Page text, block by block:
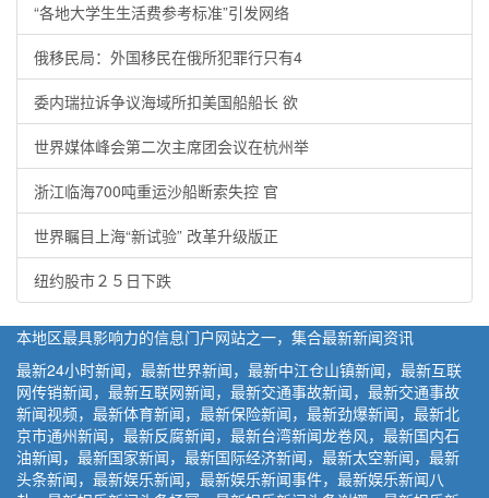
“各地大学生生活费参考标准”引发网络
俄移民局：外国移民在俄所犯罪行只有4
委内瑞拉诉争议海域所扣美国船船长 欲
世界媒体峰会第二次主席团会议在杭州举
浙江临海700吨重运沙船断索失控 官
世界瞩目上海“新试验” 改革升级版正
纽约股市２５日下跌
本地区最具影响力的信息门户网站之一，集合最新新闻资讯
最新24小时新闻，最新世界新闻，最新中江仓山镇新闻，最新互联
网传销新闻，最新互联网新闻，最新交通事故新闻，最新交通事故
新闻视频，最新体育新闻，最新保险新闻，最新劲爆新闻，最新北
京市通州新闻，最新反腐新闻，最新台湾新闻龙卷风，最新国内石
油新闻，最新国家新闻，最新国际经济新闻，最新太空新闻，最新
头条新闻，最新娱乐新闻，最新娱乐新闻事件，最新娱乐新闻八